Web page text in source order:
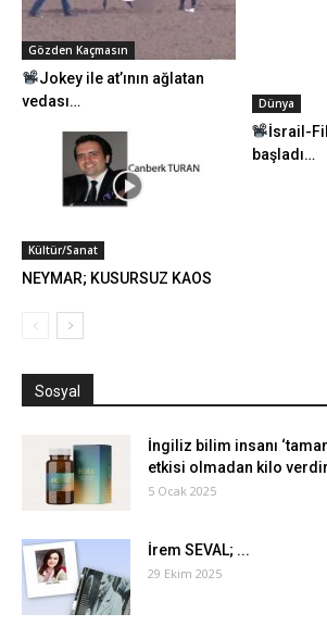
Gözden Kaçmasın
Jokey ile at’ının ağlatan
vedası…
Kültür/Sanat
NEYMAR; KUSURSUZ KAOS
Dünya
İsrail-
başladı…
Sosyal
İngiliz bilim insanı
etkisi olmadan kilo
5 Ocak 2025
İrem SEVAL; ...
29 Ekim 2025